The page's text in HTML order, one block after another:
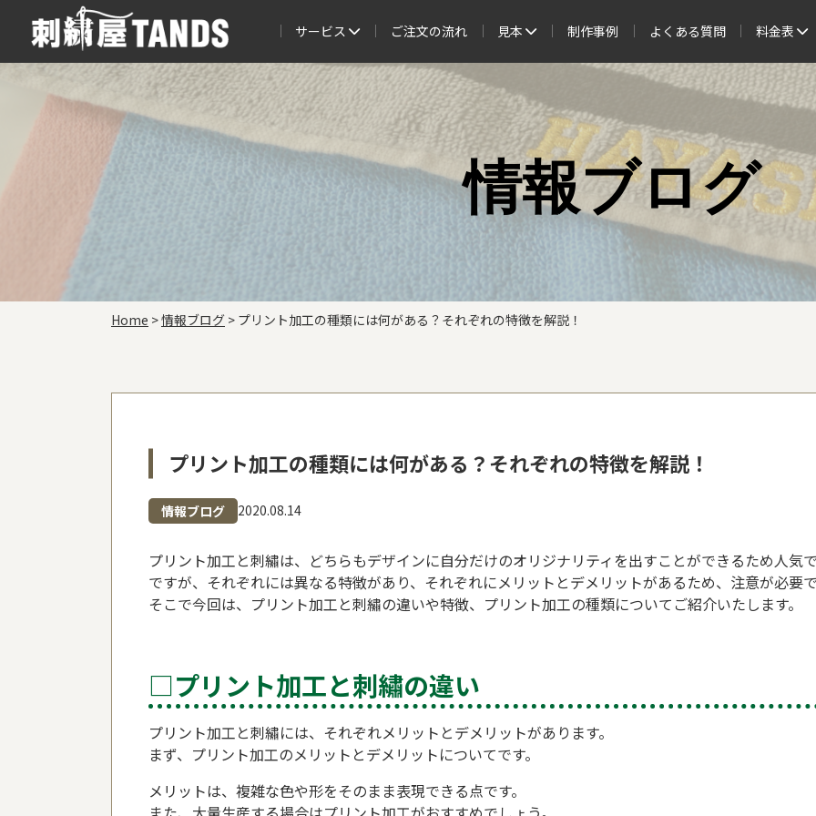
サービス ご注文の流れ 見本 制作事例 よくある質問 料金表
情報ブログ
Home >情報ブログ > プリント加工の種類には何がある？それぞれの特徴を解説！
プリント加工の種類には何がある？それぞれの特徴を解説！
情報ブログ 2020.08.14
プリント加工と刺繡は、どちらもデザインに自分だけのオリジナリティを出すことができるため人気で
ですが、それぞれには異なる特徴があり、それぞれにメリットとデメリットがあるため、注意が必要で
そこで今回は、プリント加工と刺繡の違いや特徴、プリント加工の種類についてご紹介いたします。
□プリント加工と刺繡の違い
プリント加工と刺繡には、それぞれメリットとデメリットがあります。
まず、プリント加工のメリットとデメリットについてです。
メリットは、複雑な色や形をそのまま表現できる点です。